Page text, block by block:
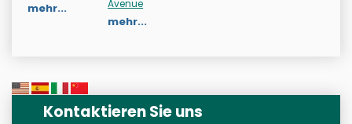
mehr...
Avenue
mehr...
Kontaktieren Sie uns